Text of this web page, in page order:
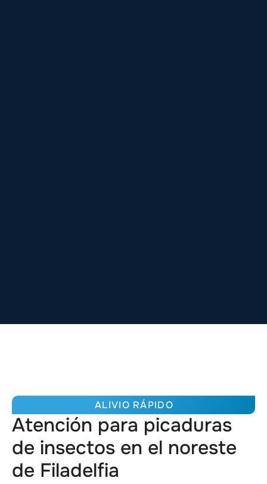
ALIVIO RÁPIDO
Atención para picaduras
de insectos en el noreste
de Filadelfia